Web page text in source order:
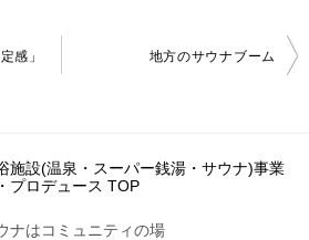
感」 地方のサウナブーム
施設(温泉・スーパー銭湯・サウナ)事業
プロデュース TOP
ナはコミュニティの場